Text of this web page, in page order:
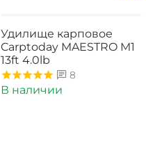
Удилище карповое
Carptoday MAESTRO M1
13ft 4.0lb
8
В наличии